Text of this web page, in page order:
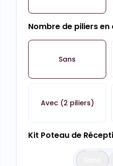
Nombre de piliers
Sans
Avec (2 piliers)
Kit Poteau de